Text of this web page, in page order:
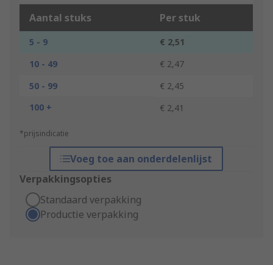
Aantal stuks Per stuk
5 - 9
€ 2,51
10 - 49
€ 2,47
50 - 99
€ 2,45
100 +
€ 2,41
*prijsindicatie
Voeg toe aan onderdelenlijst
Verpakkingsopties
Standaard verpakking
Productie verpakking